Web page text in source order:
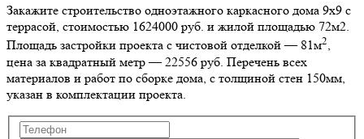
Закажите строительство одноэтажного каркасного дома 9х9 с
террасой, стоимостью 1624000 руб. и жилой площадью 72м2.
Площадь застройки проекта с чистовой отделкой — 81м2,
цена за квадратный метр — 22556 руб. Перечень всех
материалов и работ по сборке дома, с толщиной стен 150мм,
указан в комплектации проекта.